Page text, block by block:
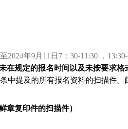
2024年9月 11 日 7：30-11:30 ，
未在规定的报名时间以及未按要求
条中提及的所有报名资料的扫描件
章复印件的扫描件）